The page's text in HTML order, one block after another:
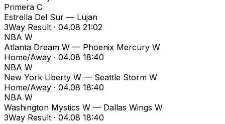
Primera C
Estrella Del Sur — Lujan
3Way Result · 04.08 21:02
NBA W
Atlanta Dream W — Phoenix Mercury W
Home/Away · 04.08 18:40
NBA W
New York Liberty W — Seattle Storm W
Home/Away · 04.08 18:40
NBA W
Washington Mystics W — Dallas Wings W
3Way Result · 04.08 18:40